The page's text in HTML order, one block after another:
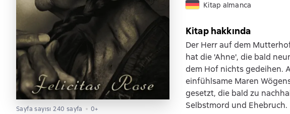
Sayfa sayısı 240 sayfa 0+
Kitap almanca
Kitap hakkında
Der Herr auf dem
hat die 'Ahne', die bald
dem Hof nichts gedeihen.
einfühlsame Maren
gesetzt, die bald zu
Selbstmord und Ehebruch.